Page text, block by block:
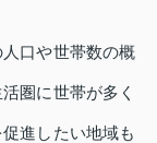
口や世帯数の概
圏に世帯が多く
進したい地域も